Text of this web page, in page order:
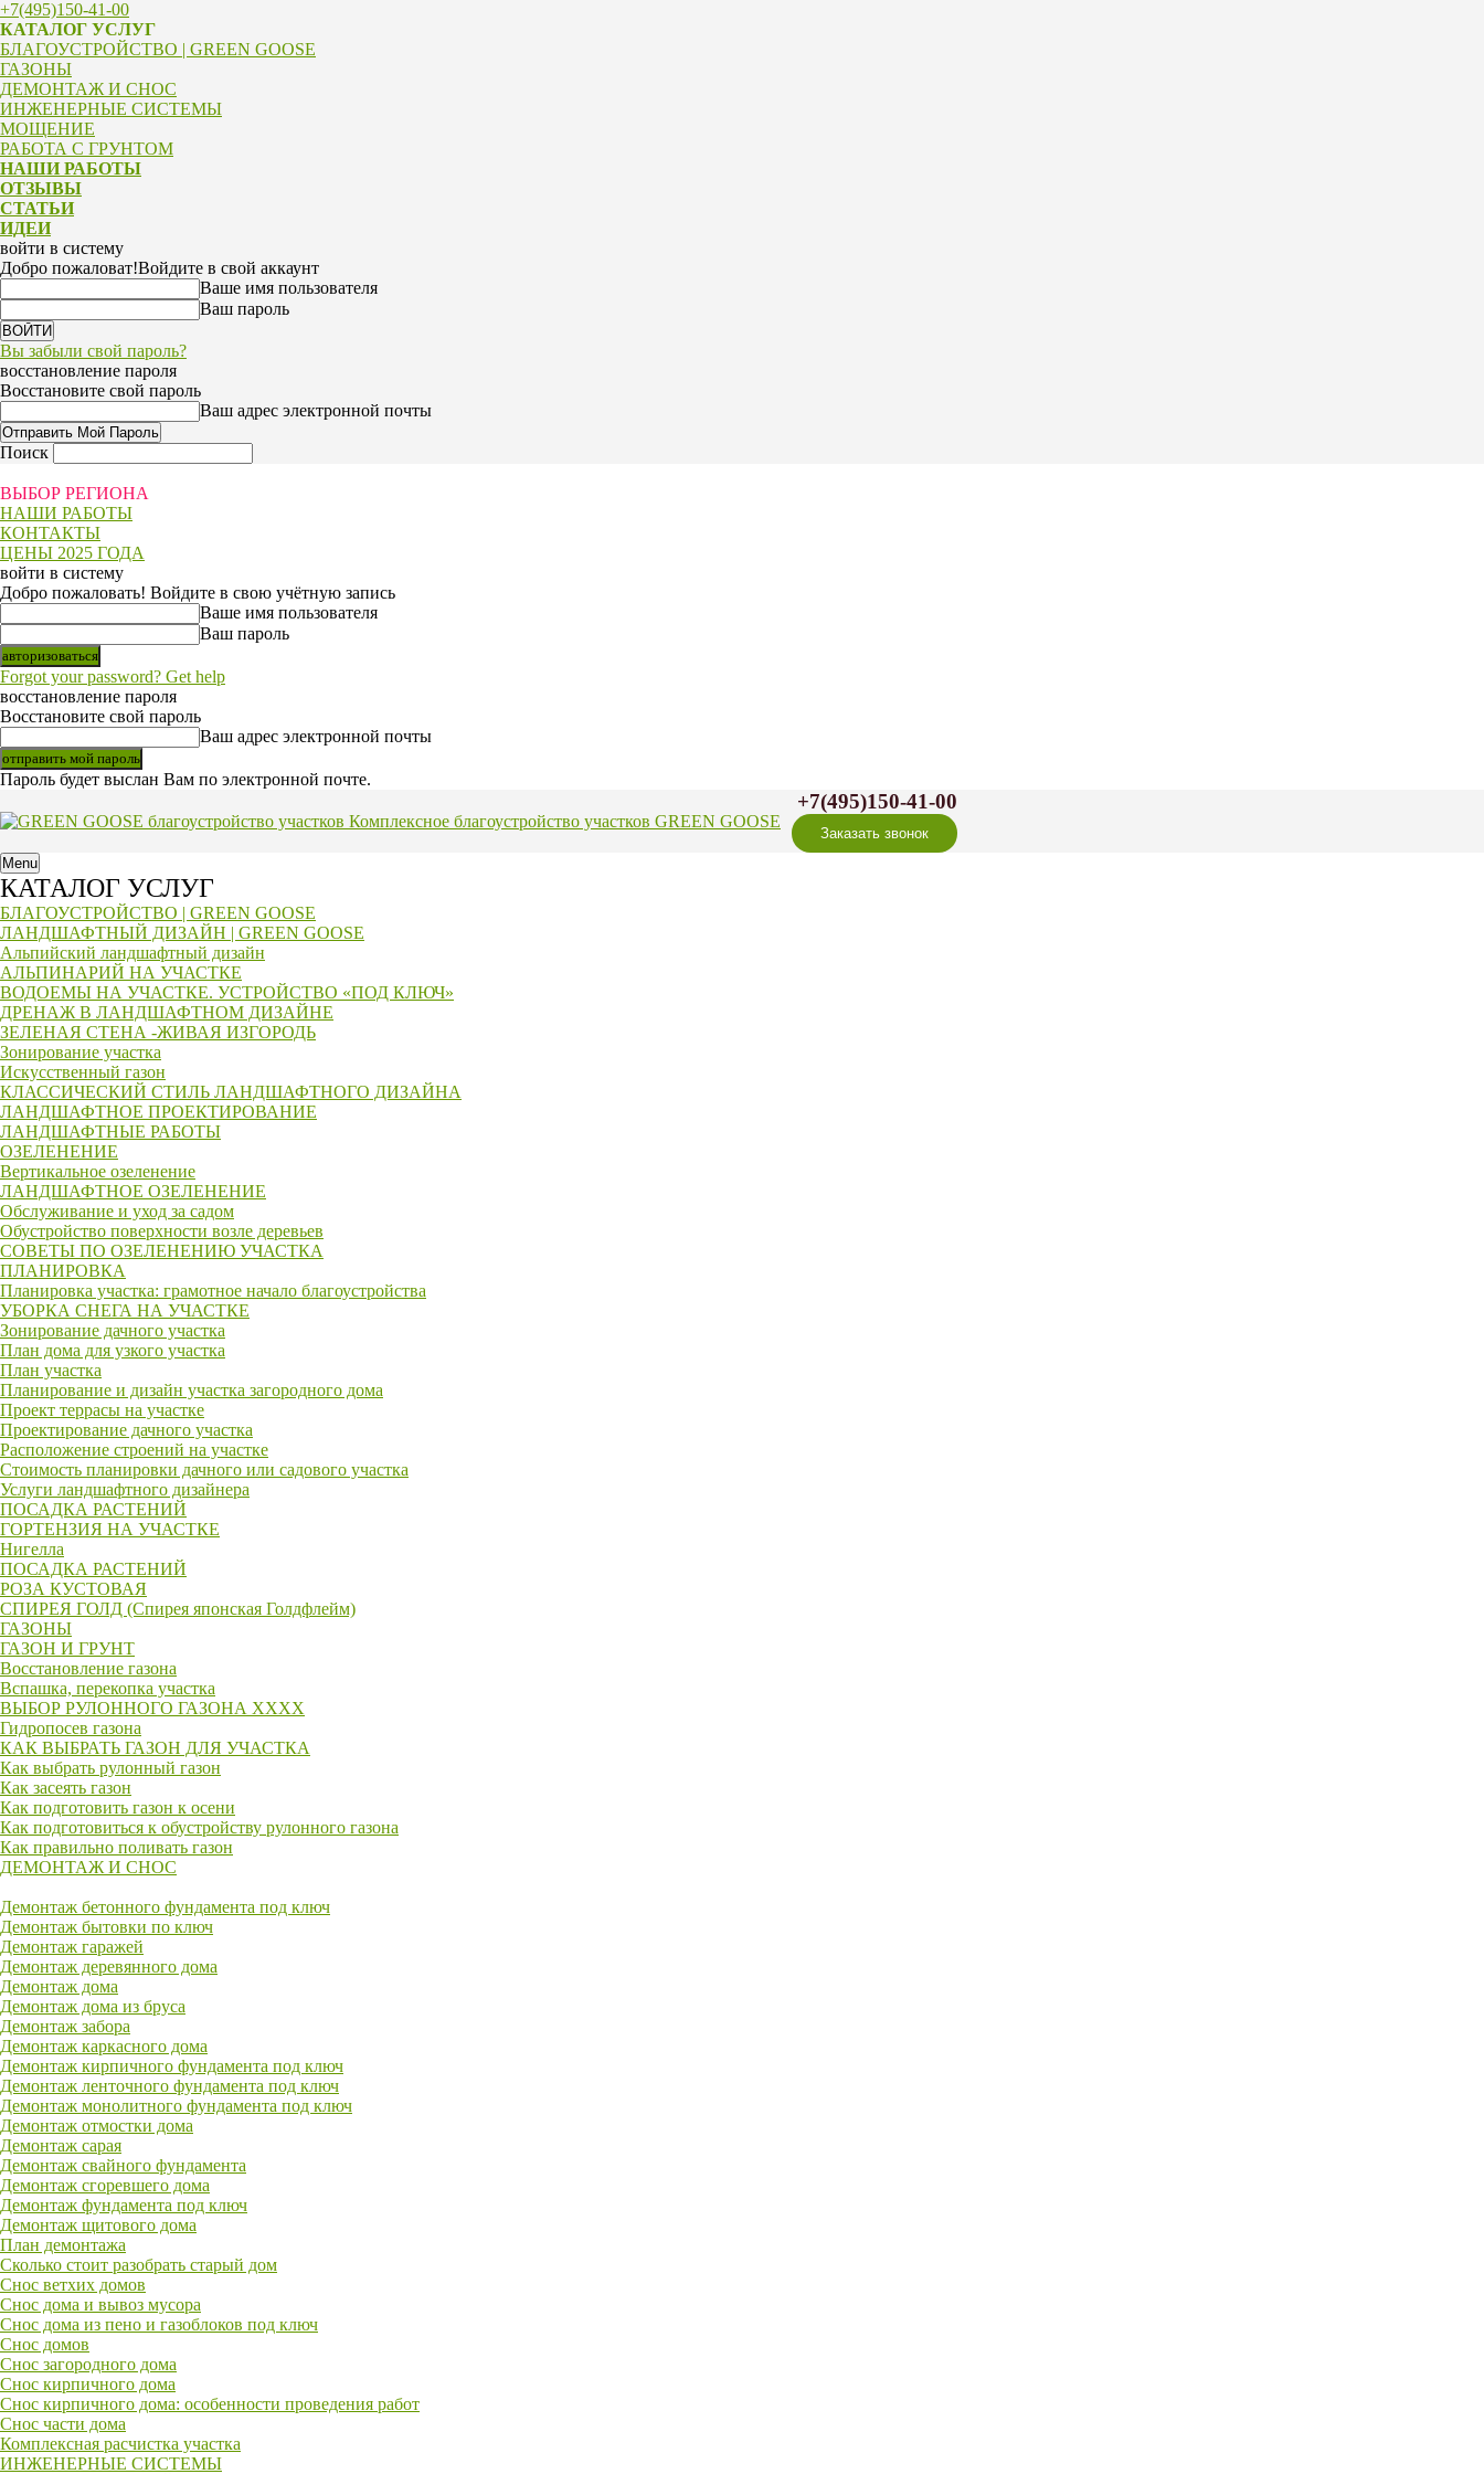
+7(495)150-41-00
КАТАЛОГ УСЛУГ
БЛАГОУСТРОЙСТВО | GREEN GOOSE
ГАЗОНЫ
ДЕМОНТАЖ И СНОС
ИНЖЕНЕРНЫЕ СИСТЕМЫ
МОЩЕНИЕ
РАБОТА С ГРУНТОМ
НАШИ РАБОТЫ
ОТЗЫВЫ
СТАТЬИ
ИДЕИ
войти в систему
Добро пожаловат!Войдите в свой аккаунт
Ваше имя пользователя
Ваш пароль
Вы забыли свой пароль?
восстановление пароля
Восстановите свой пароль
Ваш адрес электронной почты
Поиск
ВЫБОР РЕГИОНА
НАШИ РАБОТЫ
КОНТАКТЫ
ЦЕНЫ 2025 ГОДА
войти в систему
Добро пожаловать! Войдите в свою учётную запись
Ваше имя пользователя
Ваш пароль
Forgot your password? Get help
восстановление пароля
Восстановите свой пароль
Ваш адрес электронной почты
Пароль будет выслан Вам по электронной почте.
Комплексное благоустройство участков GREEN GOOSE
+7(495)150-41-00
Заказать звонок
Menu
КАТАЛОГ УСЛУГ
БЛАГОУСТРОЙСТВО | GREEN GOOSE
ЛАНДШАФТНЫЙ ДИЗАЙН | GREEN GOOSE
Альпийский ландшафтный дизайн
АЛЬПИНАРИЙ НА УЧАСТКЕ
ВОДОЕМЫ НА УЧАСTКЕ. УСТРОЙСТВО «ПОД КЛЮЧ»
ДРЕНАЖ В ЛАНДШАФТНОМ ДИЗАЙНЕ
ЗЕЛЕНАЯ СТЕНА -ЖИВАЯ ИЗГОРОДЬ
Зонирование участка
Искусственный газон
КЛАССИЧЕСКИЙ СТИЛЬ ЛАНДШАФТНОГО ДИЗАЙНА
ЛАНДШАФТНОЕ ПРОЕКТИРОВАНИЕ
ЛАНДШАФТНЫЕ РАБОТЫ
ОЗЕЛЕНЕНИЕ
Вертикальное озеленение
ЛАНДШАФТНОЕ ОЗЕЛЕНЕНИЕ
Обслуживание и уход за садом
Обустройство поверхности возле деревьев
СОВЕТЫ ПО ОЗЕЛЕНЕНИЮ УЧАСТКА
ПЛАНИРОВКА
Планировка участка: грамотное начало благоустройства
УБОРКА СНЕГА НА УЧАСТКЕ
Зонирование дачного участка
План дома для узкого участка
План участка
Планирование и дизайн участка загородного дома
Проект террасы на участке
Проектирование дачного участка
Расположение строений на участке
Стоимость планировки дачного или садового участка
Услуги ландшафтного дизайнера
ПОСАДКА РАСТЕНИЙ
ГОРТЕНЗИЯ НА УЧАСТКЕ
Нигелла
ПОСАДКА РАСТЕНИЙ
РОЗА КУСТОВАЯ
СПИРЕЯ ГОЛД (Спирея японская Голдфлейм)
ГАЗОНЫ
ГАЗОН И ГРУНТ
Восстановление газона
Вспашка, перекопка участка
ВЫБОР РУЛОННОГО ГАЗОНА XXXX
Гидропосев газона
КАК ВЫБРАТЬ ГАЗОН ДЛЯ УЧАСТКА
Как выбрать рулонный газон
Как засеять газон
Как подготовить газон к осени
Как подготовиться к обустройству рулонного газона
Как правильно поливать газон
ДЕМОНТАЖ И СНОС
Демонтаж бетонного фундамента под ключ
Демонтаж бытовки по ключ
Демонтаж гаражей
Демонтаж деревянного дома
Демонтаж дома
Демонтаж дома из бруса
Демонтаж забора
Демонтаж каркасного дома
Демонтаж кирпичного фундамента под ключ
Демонтаж ленточного фундамента под ключ
Демонтаж монолитного фундамента под ключ
Демонтаж отмостки дома
Демонтаж сарая
Демонтаж свайного фундамента
Демонтаж сгоревшего дома
Демонтаж фундамента под ключ
Демонтаж щитового дома
План демонтажа
Сколько стоит разобрать старый дом
Снос ветхих домов
Снос дома и вывоз мусора
Снос дома из пено и газоблоков под ключ
Снос домов
Снос загородного дома
Снос кирпичного дома
Снос кирпичного дома: особенности проведения работ
Снос части дома
Комплексная расчистка участка
ИНЖЕНЕРНЫЕ СИСТЕМЫ